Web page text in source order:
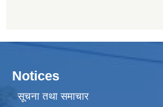
Notices
सूचना तथा समाचार